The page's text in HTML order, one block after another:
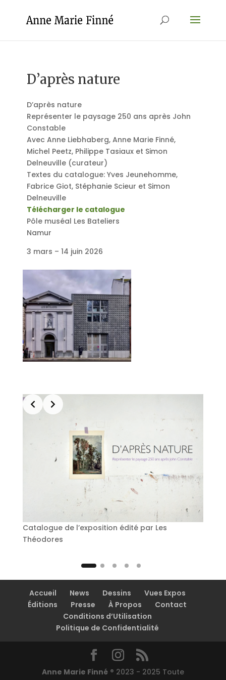
D’après nature
D’après nature
Représenter le paysage 250 ans après John
Constable
Avec Anne Liebhaberg, Anne Marie Finné,
Michel Peetz, Philippe Tasiaux et Simon
Delneuville (curateur)
Textes du catalogue: Yves Jeunehomme,
Fabrice Giot, Stéphanie Scieur et Simon
Delneuville
Télécharger le catalogue
Pôle muséal Les Bateliers
Namur
3 mars – 14 juin 2026
Catalogue de l’exposition édité par Les
Théodores
Accueil News Dessins
Vues Expos
Éditions
Presse À Propos
Contact
Conditions d’Utilisation
Politique de Confidentialité
Anne Marie Finné® 2023 - 2025 Toute